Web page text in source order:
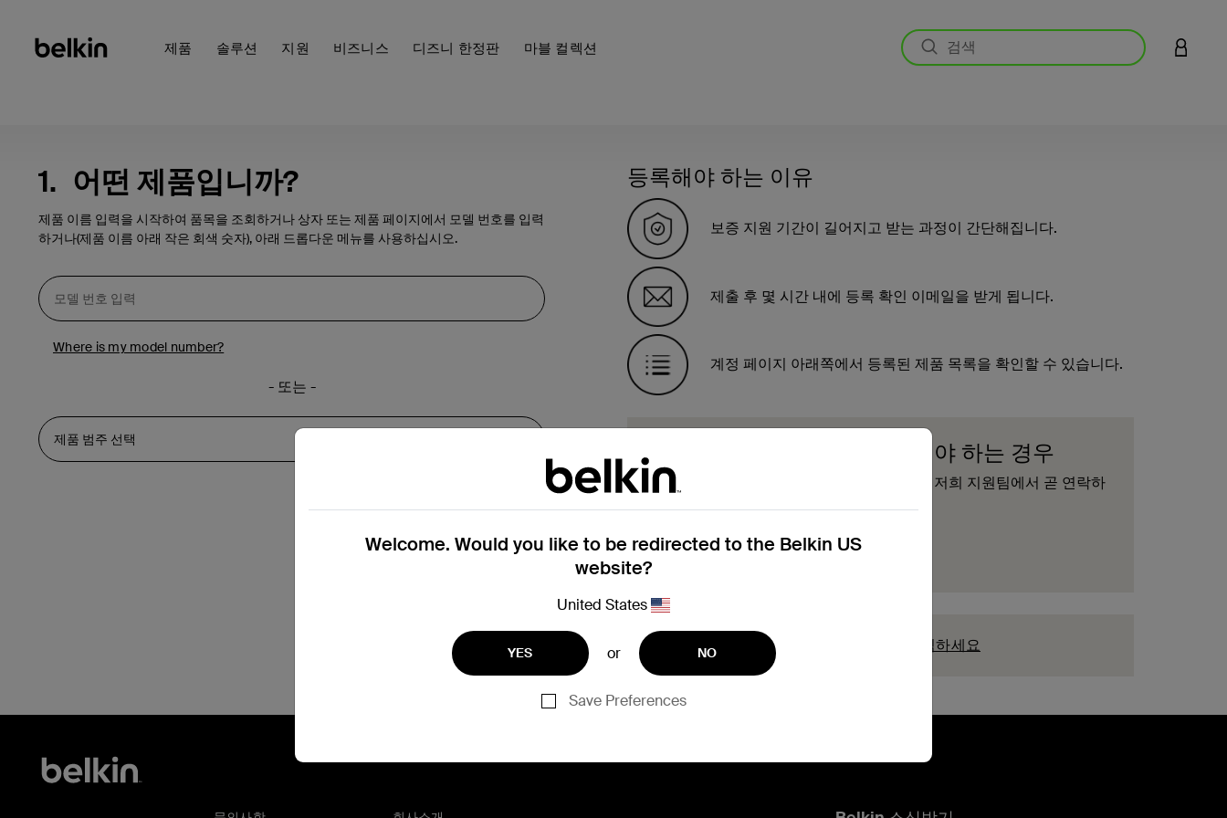
제품 솔루션 지원 비즈니스 디즈니 한정판 마블 컬렉션 LOGIN
1. 어떤 제품입니까?
제품 이름 입력을 시작하여 품목을 조회하거나 상자 또는 제품 페이지에서 모델 번호를 입력
하거나(제품 이름 아래 작은 회색 숫자), 아래 드롭다운 메뉴를 사용하십시오.
Where is my model number?
- 또는 -
등록해야 하는 이유
보증 지원 기간이 길어지고 받는 과정이 간단해집니다.
제출 후 몇 시간 내에 등록 확인 이메일을 받게 됩니다.
계정 페이지 아래쪽에서 등록된 제품 목록을 확인할 수 있습니다.
보증 기간 내에 제품을 교체해야 하는 경우
여기에서 보증 교환 요청 양식을 작성하시면 저희 지원팀에서 곧 연락하
보증 교환 요청 제출
등록에 도움이 필요한 경우 지금 여기를 클릭하세요
Welcome. Would you like to be redirected to the Belkin US
website?
United States
YES or NO
Save Preferences